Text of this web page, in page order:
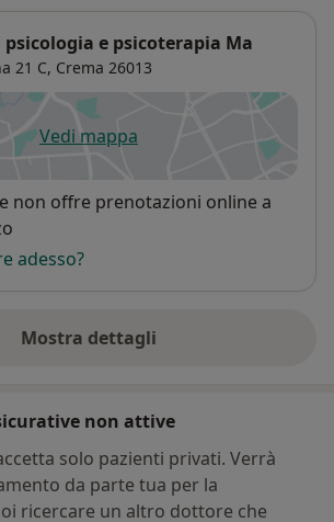
e psicoterapia Ma
21 C, Crema 26013
Vedi mappasi apre in una nuova scheda
non offre prenotazioni online a
adesso?
Mostra dettagli
sull'indirizzo
non attive
solo pazienti privati. Verrà
da parte tua per la
ricercare un altro dottore che